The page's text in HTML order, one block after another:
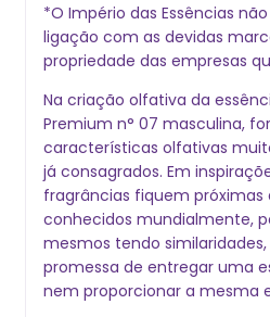
*O Império das Essências
ligação com as devidas
propriedade das empresas
Na criação olfativa da
Premium n° 07 masculina,
características olfativas
já consagrados. Em
fragrâncias fiquem
conhecidos mundialmente,
mesmos tendo
promessa de entregar uma
nem proporcionar a mesma